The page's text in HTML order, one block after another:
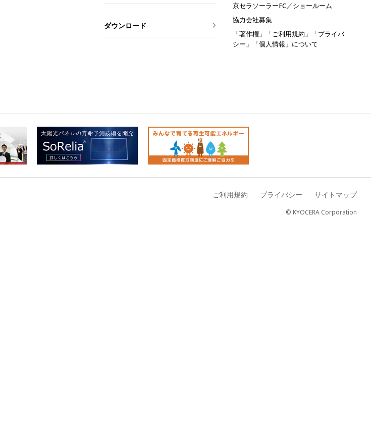
ダウンロード
京セラソーラーFC／ショールーム
協力会社募集
「著作権」「ご利用規約」「プライバ
シー」「個人情報」について
ご利用規約 プライバシー サイトマップ
© KYOCERA Corporation